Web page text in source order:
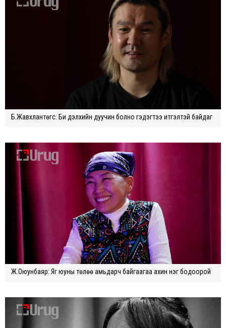
Б.Жавхлантөгс: Би дэлхийн дуучин болно гэдэгтээ итгэлтэй байдаг
Ж.Оюунбаяр: Яг юуны төлөө амьдарч байгаагаа ахин нэг бодоорой